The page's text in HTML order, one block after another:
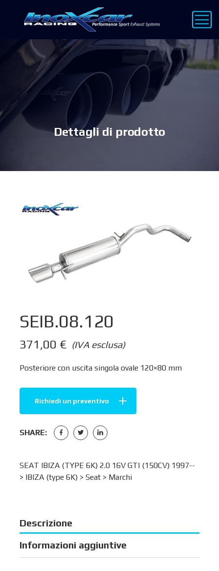
Dettagli di prodotto
SEIB.08.120
(IVA esclusa)
371,00 €
Posteriore con uscita singola ovale 120×80 mm
Richiedi un preventivo
SHARE:
SEAT IBIZA (TYPE 6K) 2.0 16V GTI (150CV) 1997--
> IBIZA (type 6K) > Seat > Marchi
Descrizione
Informazioni aggiuntive